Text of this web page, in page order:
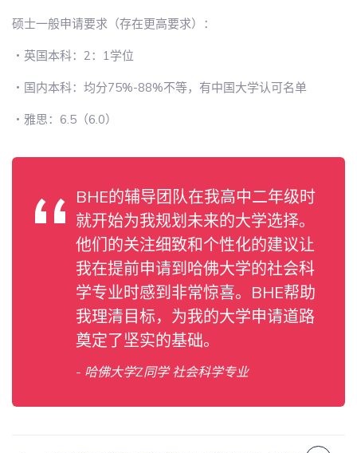
硕士一般申请要求（存在更高要求）：
・英国本科：2：1学位
・国内本科：均分75%-88%不等，有中国大学认可名单
・雅思：6.5（6.0）
BHE的辅导团队在我高中二年级时
就开始为我规划未来的大学选择。
他们的关注细致和个性化的建议让
我在提前申请到哈佛大学的社会科
学专业时感到非常惊喜。BHE帮助
我理清目标，为我的大学申请道路
奠定了坚实的基础。
- 哈佛大学Z同学 社会科学专业